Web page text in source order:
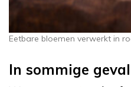
Eetbare bloemen verwerkt in
In sommige